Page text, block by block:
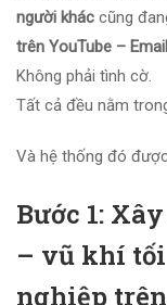
người khác cũng
trên YouTube –
Không phải tình cờ.
Tất cả đều nằm
Và hệ thống đó
Bước 1:
– vũ khí
nghiệp